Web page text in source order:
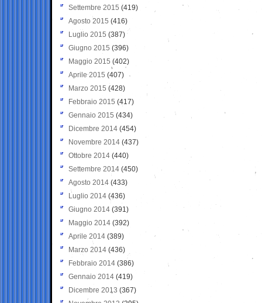
Settembre 2015 (419)
Agosto 2015 (416)
Luglio 2015 (387)
Giugno 2015 (396)
Maggio 2015 (402)
Aprile 2015 (407)
Marzo 2015 (428)
Febbraio 2015 (417)
Gennaio 2015 (434)
Dicembre 2014 (454)
Novembre 2014 (437)
Ottobre 2014 (440)
Settembre 2014 (450)
Agosto 2014 (433)
Luglio 2014 (436)
Giugno 2014 (391)
Maggio 2014 (392)
Aprile 2014 (389)
Marzo 2014 (436)
Febbraio 2014 (386)
Gennaio 2014 (419)
Dicembre 2013 (367)